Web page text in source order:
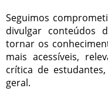
Seguimos
divulgar conteúdos
tornar os
mais acessíveis,
crítica de
geral.